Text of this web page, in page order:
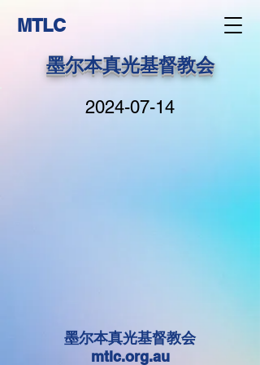
MTLC
墨尔本真光基督教会
2024-07-14
墨尔本真光基督教会
mtlc.org.au